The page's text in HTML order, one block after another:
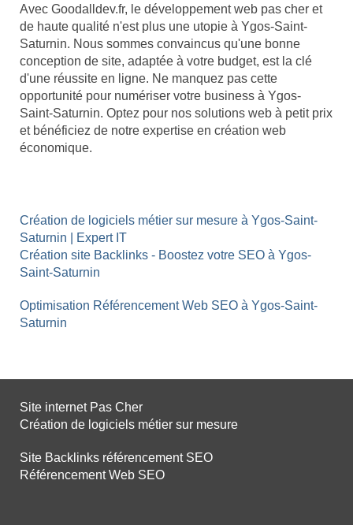
Avec Goodalldev.fr, le développement web pas cher et
de haute qualité n'est plus une utopie à Ygos-Saint-
Saturnin. Nous sommes convaincus qu'une bonne
conception de site, adaptée à votre budget, est la clé
d'une réussite en ligne. Ne manquez pas cette
opportunité pour numériser votre business à Ygos-
Saint-Saturnin. Optez pour nos solutions web à petit prix
et bénéficiez de notre expertise en création web
économique.
Création de logiciels métier sur mesure à Ygos-Saint-
Saturnin | Expert IT
Création site Backlinks - Boostez votre SEO à Ygos-
Saint-Saturnin
Optimisation Référencement Web SEO à Ygos-Saint-
Saturnin
Site internet Pas Cher
Création de logiciels métier sur mesure
Site Backlinks référencement SEO
Référencement Web SEO